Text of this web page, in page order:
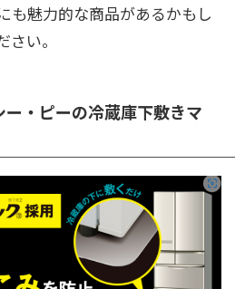
も魅力的な商品があるかもし
い。
・ピーの冷蔵庫下敷きマ